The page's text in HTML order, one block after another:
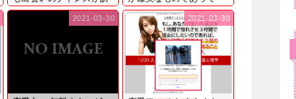
れ...
も…...
2021-03-30 2021-03-30